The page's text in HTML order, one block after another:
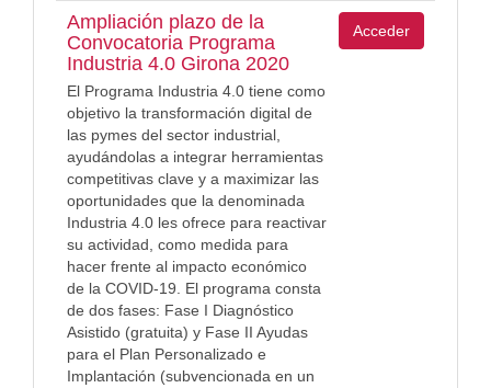
Ampliación plazo de la
Convocatoria Programa
Industria 4.0 Girona 2020
El Programa Industria 4.0 tiene como
objetivo la transformación digital de
las pymes del sector industrial,
ayudándolas a integrar herramientas
competitivas clave y a maximizar las
oportunidades que la denominada
Industria 4.0 les ofrece para reactivar
su actividad, como medida para
hacer frente al impacto económico
de la COVID-19. El programa consta
de dos fases: Fase I Diagnóstico
Asistido (gratuita) y Fase II Ayudas
para el Plan Personalizado e
Implantación (subvencionada en un
Acceder